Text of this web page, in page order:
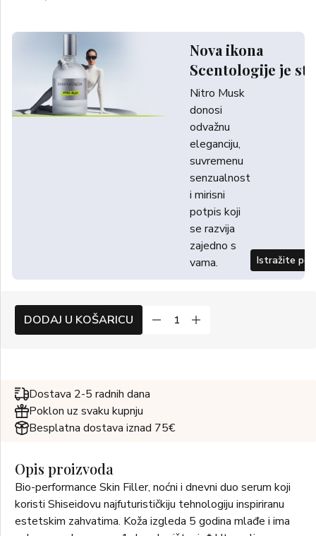
Nova ikona
Scentologije je
Nitro Musk
donosi
odvažnu
eleganciju,
suvremenu
senzualnost
i mirisni
potpis koji
se razvija
zajedno s
vama.
Istražite
DODAJ U KOŠARICU
Dostava 2-5 radnih dana
Poklon uz svaku kupnju
Besplatna dostava iznad 75€
Opis proizvoda
Bio-performance Skin Filler, noćni i dnevni duo serum koji
koristi Shiseidovu najfuturističkiju tehnologiju inspiriranu
estetskim zahvatima. Koža izgleda 5 godina mlađe i ima